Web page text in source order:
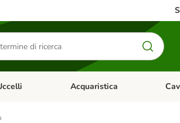
Menu Categoria: Piccoli animali
Apri Menu Categoria: Uccelli
Acquaristica Apri